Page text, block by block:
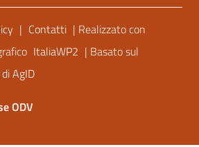
Utili
| Contatti | Realizzato con
ItaliaWP2 | Basato sul
AgID
ODV